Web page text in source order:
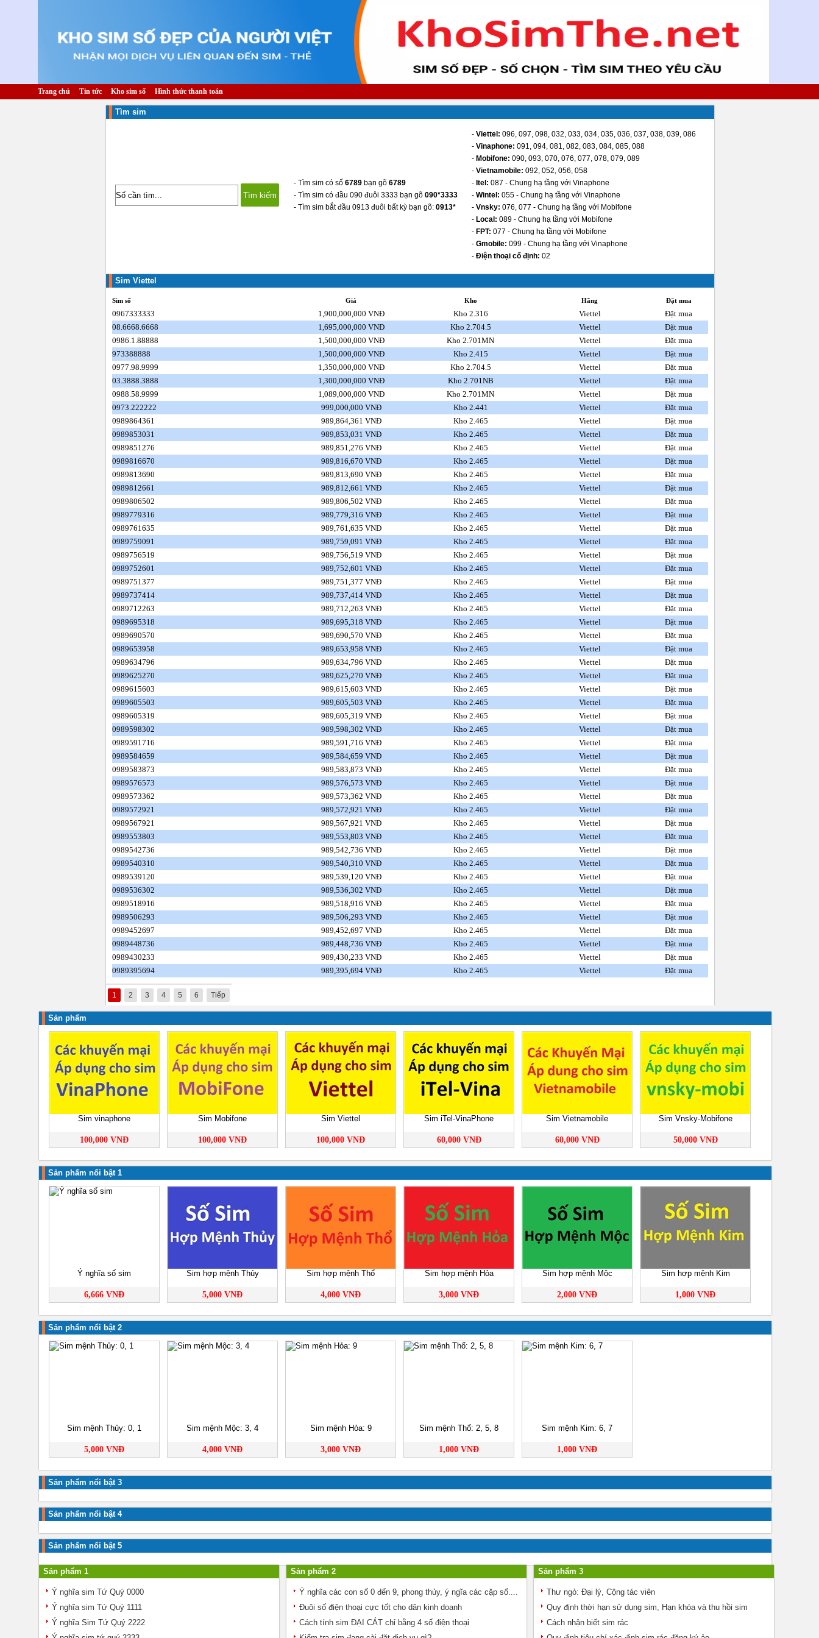
Trang chủ Tin tức Kho sim số Hình thức thanh toán
Tìm sim
- Tìm sim có số 6789 bạn gõ 6789
- Tìm sim có đầu 090 đuôi 3333 bạn gõ 090*3333
- Tìm sim bắt đầu 0913 đuôi bất kỳ bạn gõ: 0913*
- Viettel: 096, 097, 098, 032, 033, 034, 035, 036, 037, 038, 039, 086
- Vinaphone: 091, 094, 081, 082, 083, 084, 085, 088
- Mobifone: 090, 093, 070, 076, 077, 078, 079, 089
- Vietnamobile: 092, 052, 056, 058
- Itel: 087 - Chung hạ tầng với Vinaphone
- Wintel: 055 - Chung hạ tầng với Vinaphone
- Vnsky: 076, 077 - Chung hạ tầng với Mobifone
- Local: 089 - Chung hạ tầng với Mobifone
- FPT: 077 - Chung hạ tầng với Mobifone
- Gmobile: 099 - Chung hạ tầng với Vinaphone
- Điện thoại cố định: 02
Sim Viettel
Sim số Giá Kho Hãng Đặt mua
0967333333 1,900,000,000 VNĐ Kho 2.316 Viettel
Đặt mua
08.6668.6668
1,695,000,000 VNĐ Kho 2.704.5 Viettel
Đặt mua
0986.1.88888
1,500,000,000 VNĐ Kho 2.701MN Viettel
Đặt mua
973388888
1,500,000,000 VNĐ Kho 2.415 Viettel
Đặt mua
0977.98.9999
1,350,000,000 VNĐ Kho 2.704.5 Viettel
Đặt mua
03.3888.3888
1,300,000,000 VNĐ Kho 2.701NB Viettel
Đặt mua
0988.58.9999
1,089,000,000 VNĐ Kho 2.701MN Viettel
Đặt mua
0973.222222
999,000,000 VNĐ Kho 2.441 Viettel
Đặt mua
0989864361
989,864,361 VNĐ Kho 2.465 Viettel
Đặt mua
0989853031
989,853,031 VNĐ Kho 2.465 Viettel
Đặt mua
0989851276
989,851,276 VNĐ Kho 2.465 Viettel
Đặt mua
0989816670
989,816,670 VNĐ Kho 2.465 Viettel
Đặt mua
0989813690
989,813,690 VNĐ Kho 2.465 Viettel
Đặt mua
0989812661
989,812,661 VNĐ Kho 2.465 Viettel
Đặt mua
0989806502
989,806,502 VNĐ Kho 2.465 Viettel
Đặt mua
0989779316
989,779,316 VNĐ Kho 2.465 Viettel
Đặt mua
0989761635
989,761,635 VNĐ Kho 2.465 Viettel
Đặt mua
0989759091
989,759,091 VNĐ Kho 2.465 Viettel
Đặt mua
0989756519
989,756,519 VNĐ Kho 2.465 Viettel
Đặt mua
0989752601
989,752,601 VNĐ Kho 2.465 Viettel
Đặt mua
0989751377
989,751,377 VNĐ Kho 2.465 Viettel
Đặt mua
0989737414
989,737,414 VNĐ Kho 2.465 Viettel
Đặt mua
0989712263
989,712,263 VNĐ Kho 2.465 Viettel
Đặt mua
0989695318
989,695,318 VNĐ Kho 2.465 Viettel
Đặt mua
0989690570
989,690,570 VNĐ Kho 2.465 Viettel
Đặt mua
0989653958
989,653,958 VNĐ Kho 2.465 Viettel
Đặt mua
0989634796
989,634,796 VNĐ Kho 2.465 Viettel
Đặt mua
0989625270
989,625,270 VNĐ Kho 2.465 Viettel
Đặt mua
0989615603
989,615,603 VNĐ Kho 2.465 Viettel
Đặt mua
0989605503
989,605,503 VNĐ Kho 2.465 Viettel
Đặt mua
0989605319
989,605,319 VNĐ Kho 2.465 Viettel
Đặt mua
0989598302
989,598,302 VNĐ Kho 2.465 Viettel
Đặt mua
0989591716
989,591,716 VNĐ Kho 2.465 Viettel
Đặt mua
0989584659
989,584,659 VNĐ Kho 2.465 Viettel
Đặt mua
0989583873
989,583,873 VNĐ Kho 2.465 Viettel
Đặt mua
0989576573
989,576,573 VNĐ Kho 2.465 Viettel
Đặt mua
0989573362
989,573,362 VNĐ Kho 2.465 Viettel
Đặt mua
0989572921
989,572,921 VNĐ Kho 2.465 Viettel
Đặt mua
0989567921
989,567,921 VNĐ Kho 2.465 Viettel
Đặt mua
0989553803
989,553,803 VNĐ Kho 2.465 Viettel
Đặt mua
0989542736
989,542,736 VNĐ Kho 2.465 Viettel
Đặt mua
0989540310
989,540,310 VNĐ Kho 2.465 Viettel
Đặt mua
0989539120
989,539,120 VNĐ Kho 2.465 Viettel
Đặt mua
0989536302
989,536,302 VNĐ Kho 2.465 Viettel
Đặt mua
0989518916
989,518,916 VNĐ Kho 2.465 Viettel
Đặt mua
0989506293
989,506,293 VNĐ Kho 2.465 Viettel
Đặt mua
0989452697
989,452,697 VNĐ Kho 2.465 Viettel
Đặt mua
0989448736
989,448,736 VNĐ Kho 2.465 Viettel
Đặt mua
0989430233
989,430,233 VNĐ Kho 2.465 Viettel
Đặt mua
0989395694
989,395,694 VNĐ Kho 2.465 Viettel Đặt mua
1 2 3 4 5 6 Tiếp
Sản phẩm
Sim vinaphone
100,000 VNĐ
Sim Mobifone
100,000 VNĐ
Sim Viettel
100,000 VNĐ
Sim iTel-VinaPhone
60,000 VNĐ
Sim Vietnamobile
60,000 VNĐ
Sim Vnsky-Mobifone
50,000 VNĐ
Sản phẩm nổi bật 1
Ý nghĩa số sim
6,666 VNĐ
Sim hợp mệnh Thủy
5,000 VNĐ
Sim hợp mệnh Thổ
4,000 VNĐ
Sim hợp mệnh Hỏa
3,000 VNĐ
Sim hợp mệnh Mộc
2,000 VNĐ
Sim hợp mệnh Kim
1,000 VNĐ
Sản phẩm nổi bật 2
Sim mệnh Thủy: 0, 1
5,000 VNĐ
Sim mệnh Mộc: 3, 4
4,000 VNĐ
Sim mệnh Hỏa: 9
3,000 VNĐ
Sim mệnh Thổ: 2, 5, 8
1,000 VNĐ
Sim mệnh Kim: 6, 7
1,000 VNĐ
Sản phẩm nổi bật 3
Sản phẩm nổi bật 4
Sản phẩm nổi bật 5
Sản phẩm 1
Ý nghĩa sim Tứ Quý 0000
Ý nghĩa sim Tứ Quý 1111
Ý nghĩa Sim Tứ Quý 2222
Sản phẩm 2
Ý nghĩa các con số 0 đến 9, phong thủy, ý ngĩa các cặp số....
Đuôi số điện thoại cực tốt cho dân kinh doanh
Cách tính sim ĐẠI CÁT chỉ bằng 4 số điện thoại
Sản phẩm 3
Thư ngỏ: Đại lý, Cộng tác viên
Quy định thời hạn sử dụng sim, Hạn khóa và thu hồi sim
Cách nhận biết sim rác